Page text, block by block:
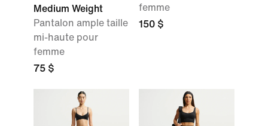
Medium Weight
Pantalon ample taille
mi-haute pour
femme
75 $
femme
150 $